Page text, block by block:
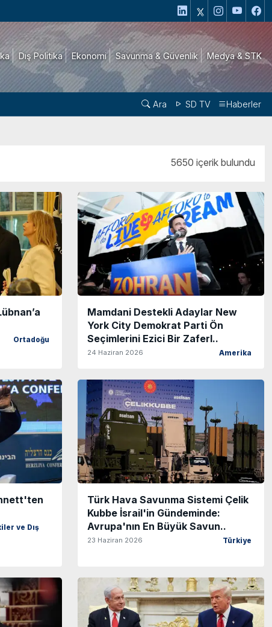
Dış Politika Ekonomi Savunma & Güvenlik Medya & STK
Ara SD TV Haberler
5650 içerik bulundu
Ortadoğu
Mamdani Destekli Adaylar New
York City Demokrat Parti Ön
Seçimlerini Ezici Bir Zaferl..
24 Haziran 2026 Amerika
ve Dış
Türk Hava Savunma Sistemi Çelik
Kubbe İsrail'in Gündeminde:
Avrupa'nın En Büyük Savun..
23 Haziran 2026 Türkiye